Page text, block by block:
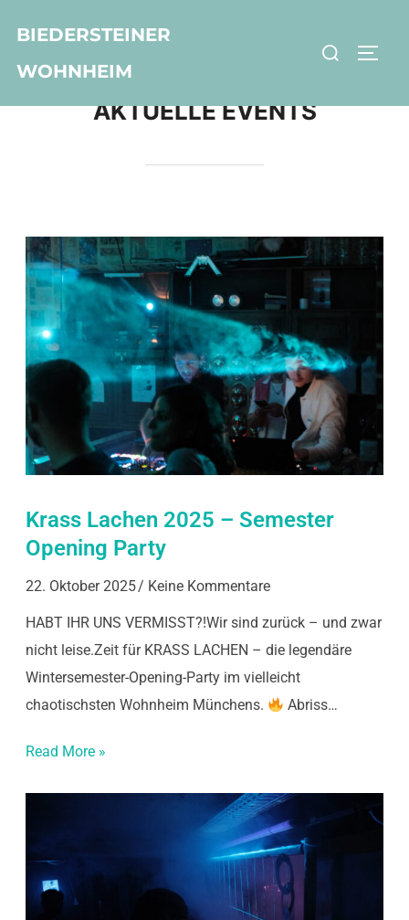
BIEDERSTEINER
WOHNHEIM
AKTUELLE EVENTS
Krass Lachen 2025 – Semester
Opening Party
22. Oktober 2025 Keine Kommentare
HABT IHR UNS VERMISST?!Wir sind zurück – und zwar
nicht leise.Zeit für KRASS LACHEN – die legendäre
Wintersemester-Opening-Party im vielleicht
chaotischsten Wohnheim Münchens.
Abriss…
Read More »